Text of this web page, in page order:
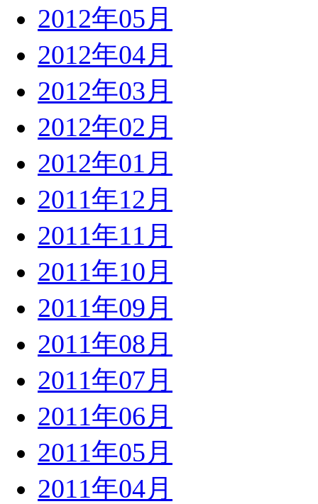
2012年05月
2012年04月
2012年03月
2012年02月
2012年01月
2011年12月
2011年11月
2011年10月
2011年09月
2011年08月
2011年07月
2011年06月
2011年05月
2011年04月